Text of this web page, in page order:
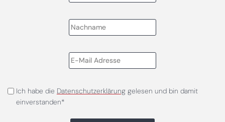
Ich habe die Datenschutzerklärunggelesen und bin damit
einverstanden*